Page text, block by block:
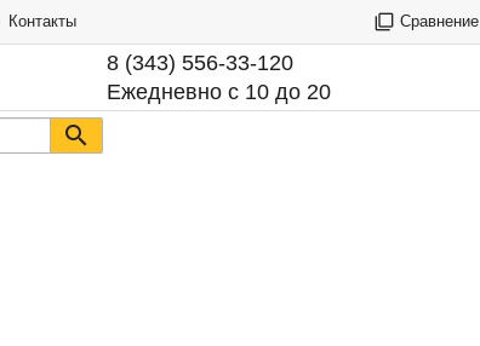
Контакты Сравнение
8 (343) 556-33-120
Ежедневно с 10 до 20